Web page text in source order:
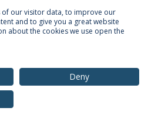
Termos & Condições
Titular dos Dados
Católica Portuguesa
of our visitor data, to improve our
and to give you a great website
about the cookies we use open the
Deny